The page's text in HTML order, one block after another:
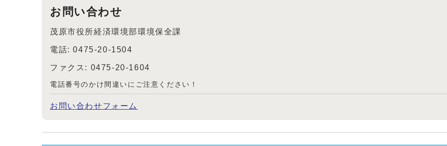
お問い合わせ
茂原市役所経済環境部環境保全課
電話: 0475-20-1504
ファクス: 0475-20-1604
電話番号のかけ間違いにご注意ください！
お問い合わせフォーム